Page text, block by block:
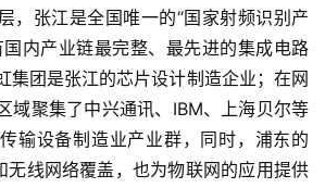
，张江是全国唯一的“国家射频识别产
国内产业链最完整、最先进的集成电路
集团是张江的芯片设计制造企业；在网
域聚集了中兴通讯、IBM、上海贝尔等
输设备制造业产业群，同时，浦东的
无线网络覆盖，也为物联网的应用提供